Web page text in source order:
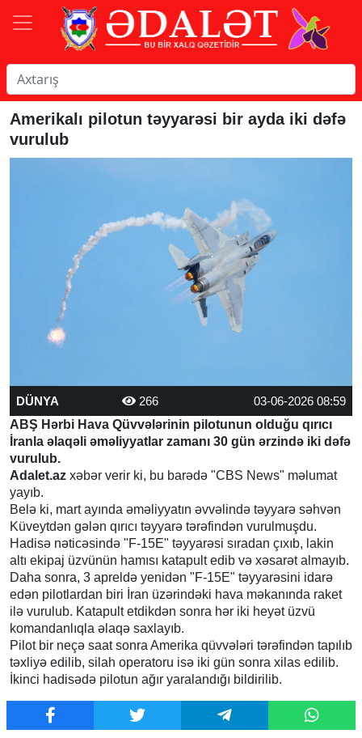
Amerikalı pilotun təyyarəsi bir ayda iki dəfə
vurulub
DÜNYA 266
03-06-2026 08:59
ABŞ Hərbi Hava Qüvvələrinin pilotunun olduğu qırıcı
İranla əlaqəli əməliyyatlar zamanı 30 gün ərzində iki dəfə
vurulub.
Adalet.az xəbər verir ki, bu barədə "CBS News" məlumat
yayıb.
Belə ki, mart ayında əməliyyatın əvvəlində təyyarə səhvən
Küveytdən gələn qırıcı təyyarə tərəfindən vurulmuşdu.
Hadisə nəticəsində "F-15E" təyyarəsi sıradan çıxıb, lakin
altı ekipaj üzvünün hamısı katapult edib və xəsarət almayıb.
Daha sonra, 3 apreldə yenidən "F-15E" təyyarəsini idarə
edən pilotlardan biri İran üzərindəki hava məkanında raket
ilə vurulub. Katapult etdikdən sonra hər iki heyət üzvü
komandanlıqla əlaqə saxlayıb.
Pilot bir neçə saat sonra Amerika qüvvələri tərəfindən tapılıb
təxliyə edilib, silah operatoru isə iki gün sonra xilas edilib.
İkinci hadisədə pilotun ağır yaralandığı bildirilib.